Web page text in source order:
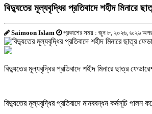
বিদ্যুতের মূল্যবৃদ্ধির প্রতিবাদে শহীদ মিনারে
Saimoon Islam প্রকাশের সময় : জুন ৮, ২০২৬, ৬:২৬
বিদ্যুতের মূল্যবৃদ্ধির প্রতিবাদে শহীদ মিনারে ছাত্র
বিদ্যুতের মূল্যবৃদ্ধির প্রতিবাদে মানববন্ধন কর্মসূচি পালন